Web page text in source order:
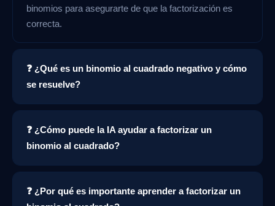
binomios para asegurarte de que la factorización es
correcta.
❓ ¿Qué es un binomio al cuadrado negativo y cómo
se resuelve?
❓ ¿Cómo puede la IA ayudar a factorizar un
binomio al cuadrado?
❓ ¿Por qué es importante aprender a factorizar un